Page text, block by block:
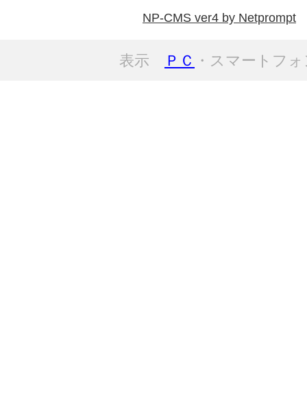
NP-CMS ver4 by Netprompt
表示 ＰＣ ・スマートフ